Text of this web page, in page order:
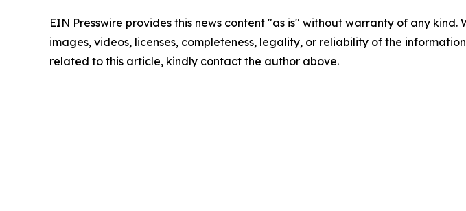
EIN Presswire provides this news content "as is" without warranty of any
images, videos, licenses, completeness, legality, or reliability of the
related to this article, kindly contact the author above.